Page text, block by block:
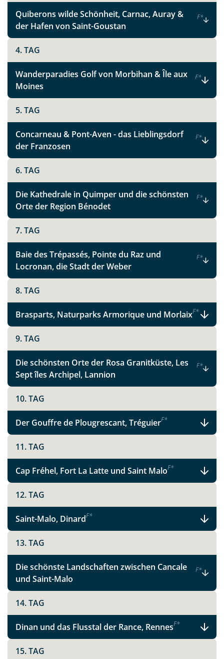
Facebook
Instagram
X
WhatsApp
Telegram
per E-Mail senden
Link kopieren
Quiberons wilde Schönheit, Carnac, Auray &
der Hafen von Saint-Goustan
F*
4. TAG
Wanderparadies Golf von Morbihan & Île aux
Moines
F*
5. TAG
Concarneau & Pont-Aven - das Lieblingsdorf
der Franzosen
F*
6. TAG
Die Kathedrale in Quimper und die schönsten
Orte der Region Bénodet
F*
7. TAG
Baie des Trépassés, Pointe du Raz und
Locronan, die Stadt der Weber
F*
8. TAG
Brasparts, Naturparks Armorique und MorlaixF*
9. TAG
Die schönsten Orte der Rosa Granitküste, Les
Sept îles Archipel, Lannion
F*
10. TAG
Der Gouffre de Plougrescant, TréguierF*
11. TAG
Cap Fréhel, Fort La Latte und Saint MaloF*
12. TAG
Saint-Malo, DinardF*
13. TAG
Die schönste Landschaften zwischen Cancale
und Saint-Malo
F*
14. TAG
Dinan und das Flusstal der Rance, RennesF*
15. TAG